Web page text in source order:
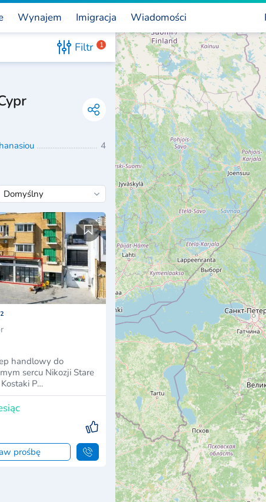
Wynajem Imigracja Wiadomości
Filtr 1
4
handlowy do
sercu Nikozji Stare
P…
prośbę